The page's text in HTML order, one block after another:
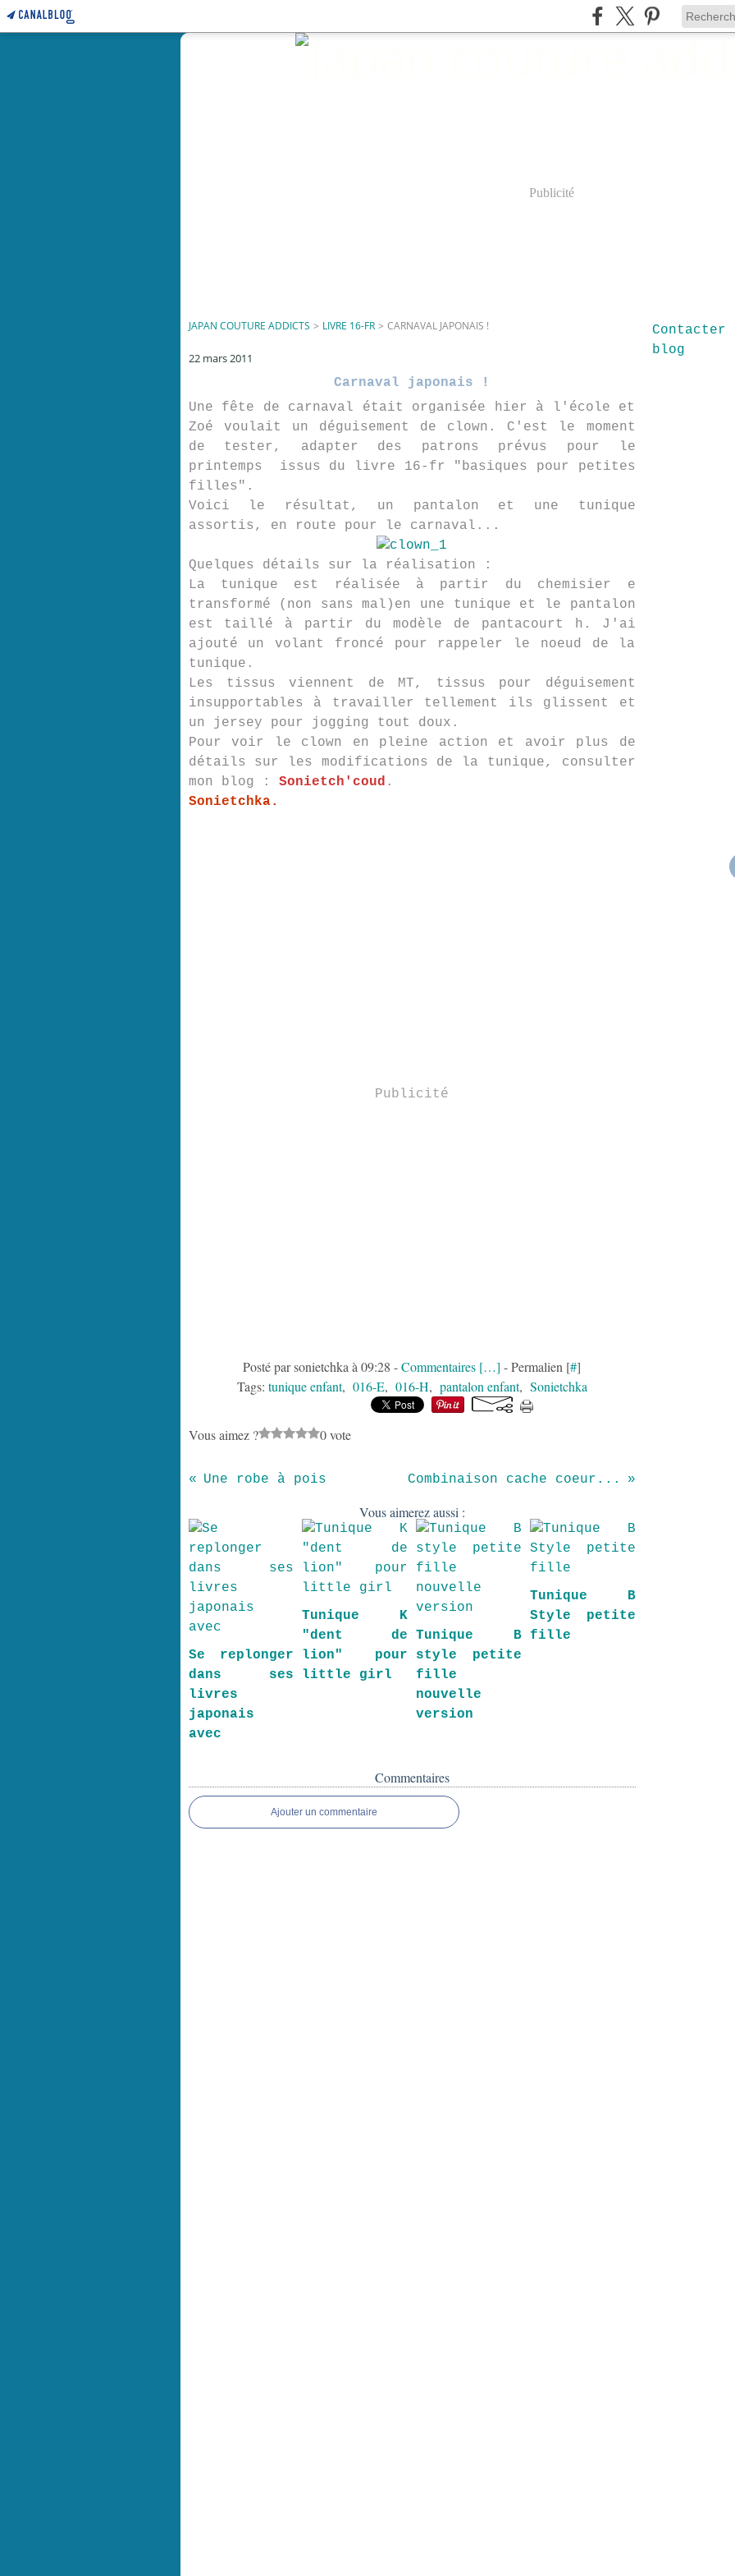
Publicité
JAPAN COUTURE ADDICTS > LIVRE 16-FR > CARNAVAL JAPONAIS !
22 mars 2011
Carnaval japonais !
Une fête de carnaval était organisée hier à l'école et
Zoé voulait un déguisement de clown. C'est le moment
de tester, adapter des patrons prévus pour le
printemps issus du livre 16-fr "basiques pour petites
filles".
Voici le résultat, un pantalon et une tunique
assortis, en route pour le carnaval...
Quelques détails sur la réalisation :
La tunique est réalisée à partir du chemisier e
transformé (non sans mal)en une tunique et le pantalon
est taillé à partir du modèle de pantacourt h. J'ai
ajouté un volant froncé pour rappeler le noeud de la
tunique.
Les tissus viennent de MT, tissus pour déguisement
insupportables à travailler tellement ils glissent et
un jersey pour jogging tout doux.
Pour voir le clown en pleine action et avoir plus de
détails sur les modifications de la tunique, consulter
mon blog : Sonietch'coud .
Sonietchka.
Publicité
Posté par sonietchka à 09:28 -Commentaires […] - Permalien [#]
Tags: tunique enfant, 016-E, 016-H, pantalon enfant, Sonietchka
Vous aimez ? 0 vote
Une robe à pois Combinaison cache coeur...
Vous aimerez aussi :
Se replonger
dans ses
livres
japonais
avec
Tunique K
"dent de
lion" pour
little girl
Tunique B
style petite
fille
nouvelle
version
Tunique B
Style petite
fille
Commentaires
Ajouter un commentaire
blog